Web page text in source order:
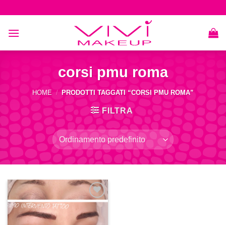
content
corsi pmu roma
HOME / PRODOTTI TAGGATI “CORSI PMU ROMA”
FILTRA
Aggiungi